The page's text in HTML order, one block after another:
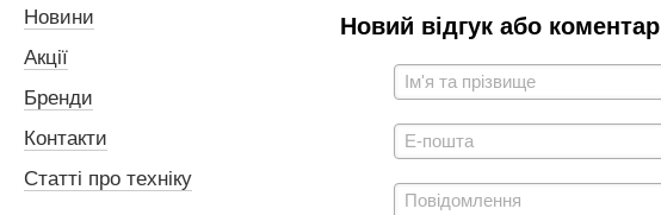
Новий відгук або коментар
Новини
Акції
Бренди
Контакти
Статті про техніку